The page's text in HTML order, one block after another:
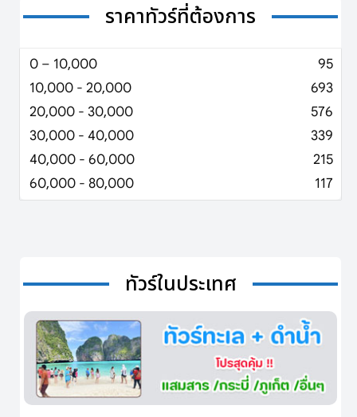
ราคาทัวร์ที่ต้องการ
0 – 10,000
95
10,000 - 20,000
693
20,000 - 30,000
576
30,000 - 40,000
339
40,000 - 60,000
215
60,000 - 80,000
117
ทัวร์ในประเทศ